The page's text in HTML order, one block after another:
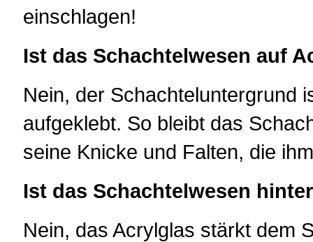
einschlagen!
Ist das Schachtelwesen auf
Nein, der Schachteluntergrund
aufgeklebt. So bleibt das
seine Knicke und Falten, die
Ist das Schachtelwesen
Nein, das Acrylglas stärkt dem